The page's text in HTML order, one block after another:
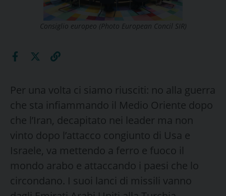
Consiglio europeo (Photo European Concil SIR)
Per una volta ci siamo riusciti: no alla guerra
che sta infiammando il Medio Oriente dopo
che l’Iran, decapitato nei leader ma non
vinto dopo l’attacco congiunto di Usa e
Israele, va mettendo a ferro e fuoco il
mondo arabo e attaccando i paesi che lo
circondano. I suoi lanci di missili vanno